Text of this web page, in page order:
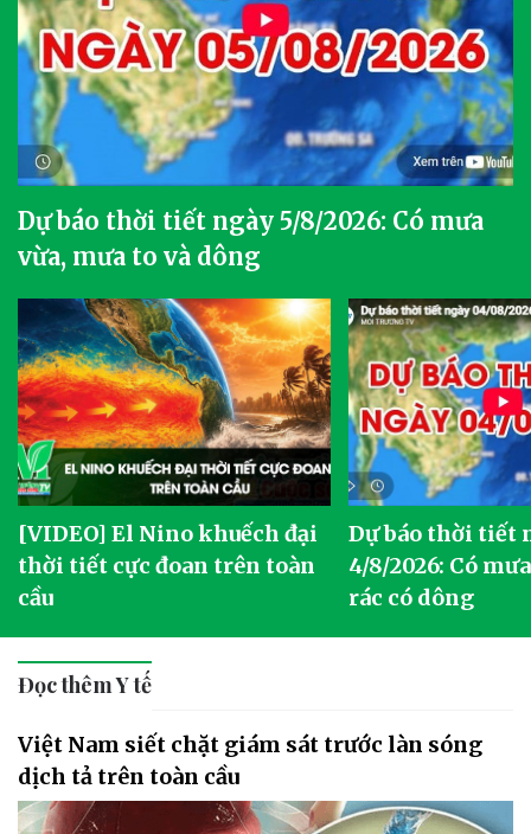
Dự báo thời tiết ngày 5/8/2026: Có mưa
vừa, mưa to và dông
[VIDEO] El Nino khuếch đại
thời tiết cực đoan trên toàn
cầu
Dự báo thời tiết
4/8/2026: Có
rác có dông
Đọc thêm Y tế
Việt Nam siết chặt giám sát trước làn sóng
dịch tả trên toàn cầu